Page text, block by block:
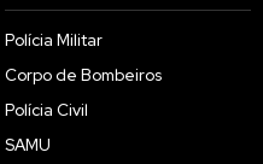
Polícia Militar
Corpo de Bombeiros
Polícia Civil
SAMU